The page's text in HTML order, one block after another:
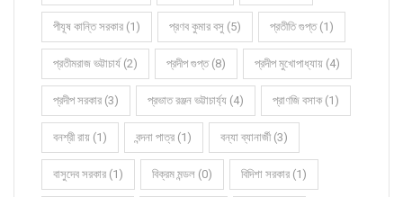
পীযূষ কান্তি সরকার (1) প্রণব কুমার বসু (5) প্রতীতি গুপ্ত (1)
প্রতীমরাজ ভট্টাচার্য (2) প্রদীপ গুপ্ত (8) প্রদীপ মুখোপাধ্যায় (4)
প্রদীপ সরকার (3) প্রভাত রঞ্জন ভট্টাচার্য্য (4) প্রাণজি বসাক (1)
বনশ্রী রায় (1) বন্দনা পাত্র (1) বন্যা ব্যানার্জী (3)
বাসুদেব সরকার (1) বিক্রম মন্ডল (0) বিদিশা সরকার (1)